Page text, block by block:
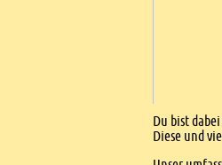
Einleitung
Du bist
Diese und